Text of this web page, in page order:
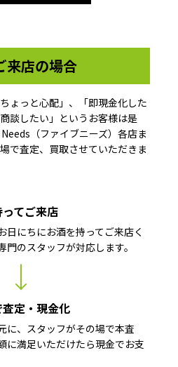
来店の場合
ょっと心配」、「即現金化した
談したい」というお客様は是
（ファイブニーズ）各店ま
で査定、買取させていただきま
てご来店
日にちにお酒を持ってご来店く
門のスタッフが対応します。
定・現金化
に、スタッフがその場で本査
に満足いただけたら現金でお支